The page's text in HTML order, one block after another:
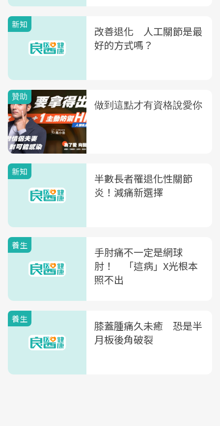
新知
改善退化 人工關節是最
好的方式嗎？
新知
半數長者罹退化性關節
炎！減痛新選擇
養生
手肘痛不一定是網球
肘！ 「這病」X光根本
照不出
養生
膝蓋腫痛久未癒 恐是半
月板後角破裂